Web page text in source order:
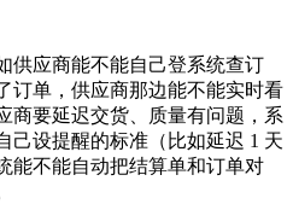
供应商能不能自己登系统查订
订单，供应商那边能不能实时看
商要延迟交货、质量有问题，系
己设提醒的标准（比如延迟 1 天
能不能自动把结算单和订单对